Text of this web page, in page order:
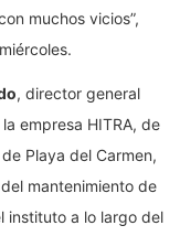
muchos vicios”,
, director general
empresa HITRA, de
Playa del Carmen,
mantenimiento de
instituto a lo largo del